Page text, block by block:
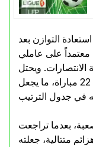
التوازن بعد
معتمداً على عاملي
ويحتل
الفريق المركز 11 برصيد 28 نقطة من 22 مباراة، ما يجعل
بعدما تراجعت
متتالية، جعلته